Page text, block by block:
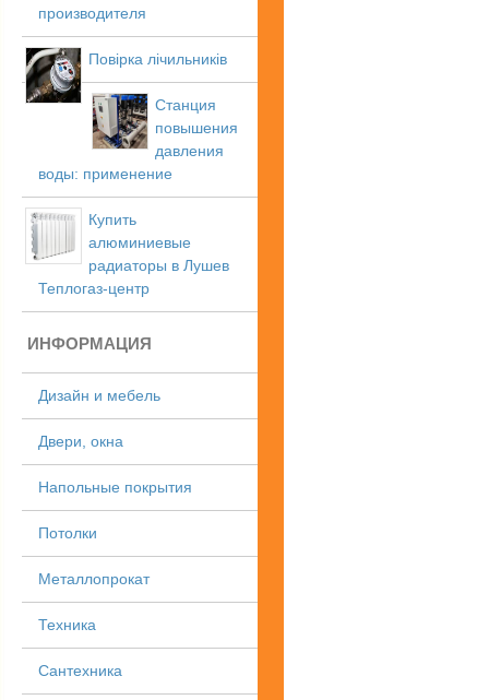
производителя
Повірка лічильників
Станция
повышения
давления
воды: применение
Купить
алюминиевые
радиаторы в Лушев
Теплогаз-центр
ИНФОРМАЦИЯ
Дизайн и мебель
Двери, окна
Напольные покрытия
Потолки
Металлопрокат
Техника
Сантехника